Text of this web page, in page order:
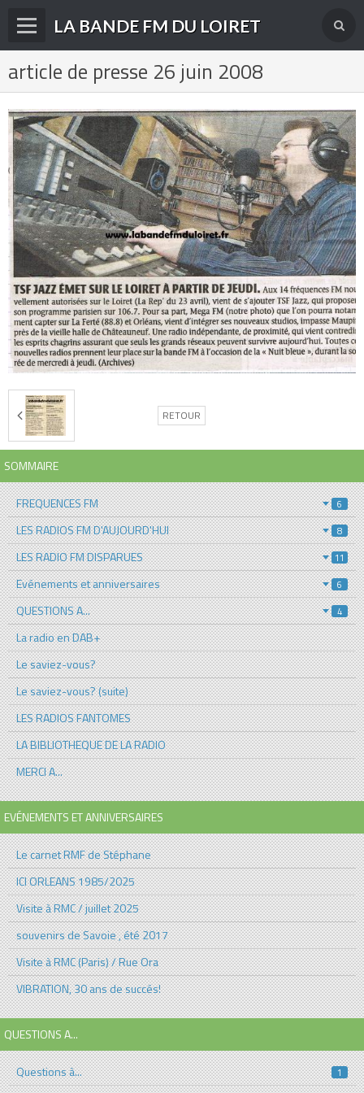
LA BANDE FM DU LOIRET
Accueil
radios disparues
radios actuelles
La radio en DAB+
archives
derniéres infos
Livre d'or du site
Contact
article de presse 26 juin 2008
RETOUR
SOMMAIRE
FREQUENCES FM 6
LES RADIOS FM D'AUJOURD'HUI 8
LES RADIO FM DISPARUES 11
Evénements et anniversaires 6
QUESTIONS A... 4
La radio en DAB+
Le saviez-vous?
Le saviez-vous? (suite)
LES RADIOS FANTOMES
LA BIBLIOTHEQUE DE LA RADIO
MERCI A...
EVÉNEMENTS ET ANNIVERSAIRES
Le carnet RMF de Stéphane
ICI ORLEANS 1985/2025
Visite à RMC / juillet 2025
souvenirs de Savoie , été 2017
Visite à RMC (Paris) / Rue Ora
VIBRATION, 30 ans de succés!
QUESTIONS A...
Questions à... 1